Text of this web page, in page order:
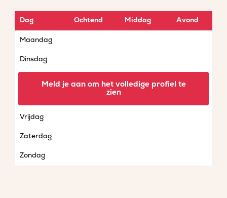
Dag Ochtend Middag Avond
Maandag
Dinsdag
Vrijdag
Zaterdag
Zondag
Meld je aan om het volledige profiel te
zien